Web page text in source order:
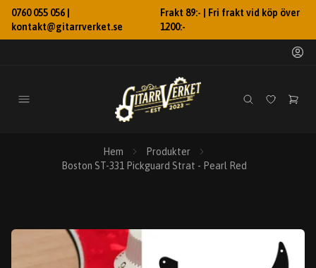
0760 055 056 |
kontakt@gitarrverket.se
Frakt 89:- | Fri frakt vid köp över
1200:-
Hem
Produkter
Boston ST-331 Pickguard Strat - Pearl Red